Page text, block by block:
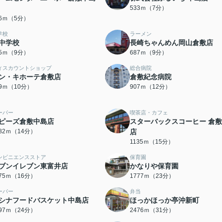
（5分）
533ｍ（7分）
校
学校
（9分）
ラーメン
長崎ちゃんめん岡山倉敷店
687ｍ（9分）
スカウントショップ
・キホーテ倉敷店
（10分）
総合病院
倉敷紀念病院
907ｍ（12分）
パー
ーズ倉敷中島店
ｍ（14分）
喫茶店・カフェ
スターバックスコーヒー 倉
店
1135ｍ（15分）
ビニエンスストア
ンイレブン東富井店
ｍ（16分）
保育園
かなりや保育園
1777ｍ（23分）
パー
ナフードバスケット中島店
ｍ（24分）
弁当
ほっかほっか亭沖新町
2476ｍ（31分）